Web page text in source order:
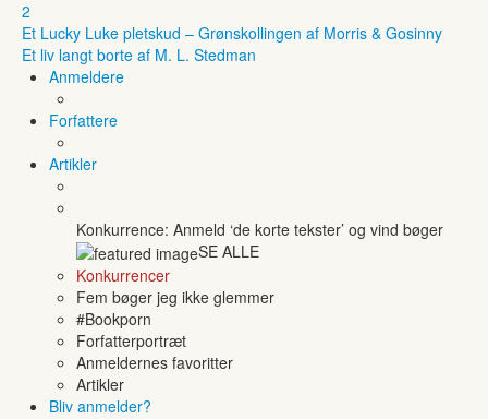
2
Et Lucky Luke pletskud – Grønskollingen af Morris & Gosinny
Et liv langt borte af M. L. Stedman
Anmeldere
Forfattere
Artikler
Konkurrence: Anmeld ‘de korte tekster’ og vind bøger
SE ALLE
Konkurrencer
Fem bøger jeg ikke glemmer
#Bookporn
Forfatterportræt
Anmeldernes favoritter
Artikler
Bliv anmelder?